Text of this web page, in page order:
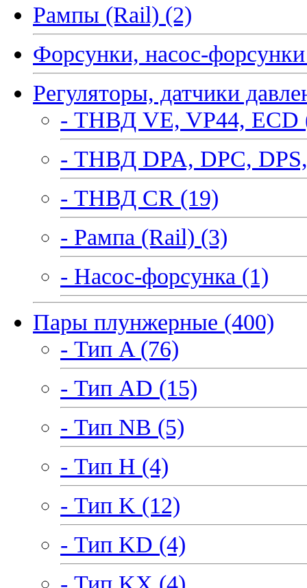
Рампы (Rail) (2)
Форсунки, насос-
Регуляторы, датчики
- ТНВД VE, VP44, ECD
- ТНВД DPA, DPC,
- ТНВД CR (19)
- Рампа (Rail) (3)
- Насос-форсунка (1)
Пары плунжерные (400)
- Тип A (76)
- Тип AD (15)
- Тип NB (5)
- Тип H (4)
- Тип K (12)
- Тип KD (4)